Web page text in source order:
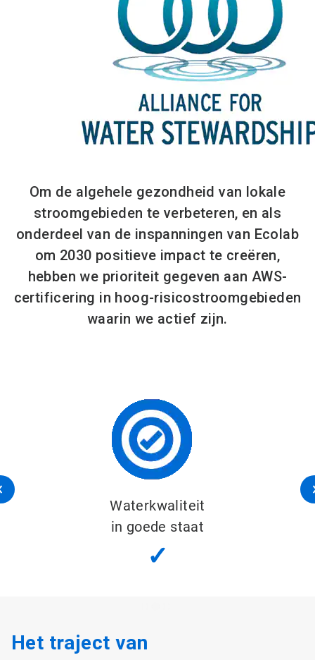
Om de algehele gezondheid van lokale
stroomgebieden te verbeteren, en als
onderdeel van de inspanningen van Ecolab
om 2030 positieve impact te creëren,
hebben we prioriteit gegeven aan AWS-
certificering in hoog-risicostroomgebieden
waarin we actief zijn.
Waterkwaliteit
in goede staat
✓
Het traject van